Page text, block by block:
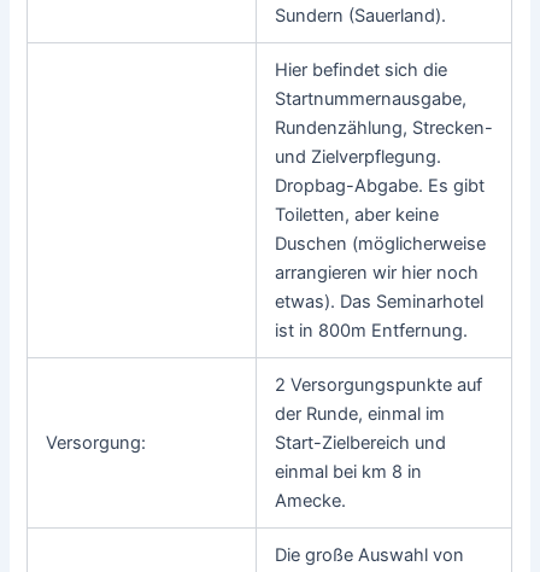
Sundern (Sauerland).
Hier befindet sich die
Startnummernausgabe,
Rundenzählung, Strecken-
und Zielverpflegung.
Dropbag-Abgabe. Es gibt
Toiletten, aber keine
Duschen (möglicherweise
arrangieren wir hier noch
etwas). Das Seminarhotel
ist in 800m Entfernung.
Versorgung:
2 Versorgungspunkte auf
der Runde, einmal im
Start-Zielbereich und
einmal bei km 8 in
Amecke.
Die große Auswahl von